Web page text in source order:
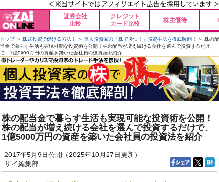
証券会社
比較
クレジット
カード比較
株主優待
トップ＞ 株式投資で儲ける方法！ ＞ 個人投資家の「株で勝つ！」投資手法を徹底解剖！
＞ 株の配
当金で暮らす生活も実現可能な投資術を公開！株の配当が増え続ける会社を選んで投資するだけ
で、1億5000万円の資産を築いた会社員の投資法を紹介
株の配当金で暮らす生活も実現可能な投資術を公開！
株の配当が増え続ける会社を選んで投資するだけで、
1億5000万円の資産を築いた会社員の投資法を紹介
2017年5月9日公開（2025年10月27日更新）
ザイ編集部